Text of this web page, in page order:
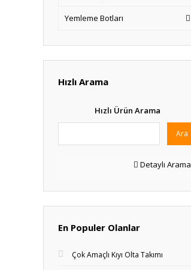
Yemleme Botları
Hızlı Arama
Hızlı Ürün Arama
Ara
Detaylı Arama
En Populer Olanlar
Çok Amaçlı Kıyı Olta Takımı